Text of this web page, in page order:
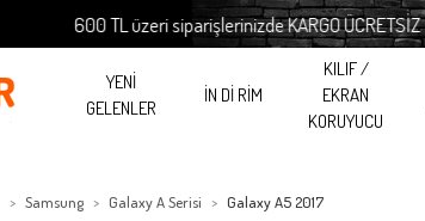
600 TL üzeri siparişlerinizde KARGO ÜCRETSİZ
YENİ
GELENLER
İN Dİ RİM
KILIF /
EKRAN
KORUYUCU
Samsung Galaxy A Serisi Galaxy A5 2017